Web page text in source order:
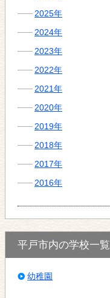
2025年
2024年
2023年
2022年
2021年
2020年
2019年
2018年
2017年
2016年
平戸市内の学校一覧
幼稚園